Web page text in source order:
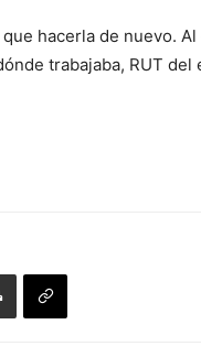
hacerla de nuevo.
trabajaba, RUT del